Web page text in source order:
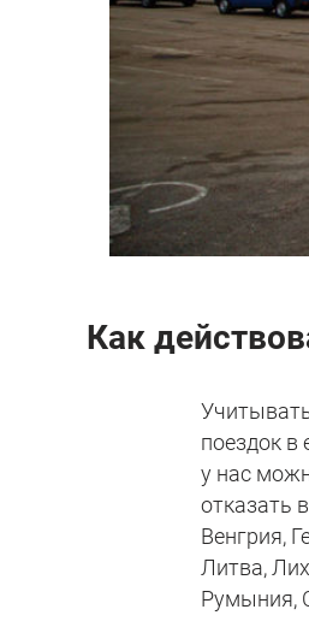
Как
поездок в
у нас
отказать
Венгрия,
Литва,
Румыния,